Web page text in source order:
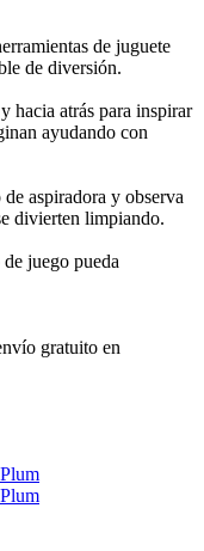
de juguete
de diversión.
hacia atrás para inspirar
ayudando con
aspiradora y observa
divierten limpiando.
juego pueda
gratuito en